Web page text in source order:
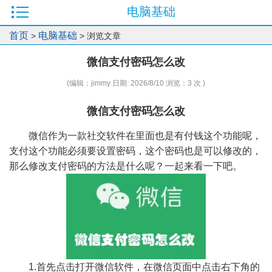
电脑基础
首页 > 电脑基础 > 浏览文章
微信支付密码怎么改
(编辑：jimmy 日期: 2026/8/10 浏览：3 次 )
微信支付密码怎么改
微信作为一款社交软件在里面也是有付钱这个功能呢，
支付这个功能必须要设置密码，这个密码也是可以修改的，
那么修改支付密码的方法是什么呢？一起来看一下吧。
1.首先点击打开微信软件，在微信页面中点击右下角的